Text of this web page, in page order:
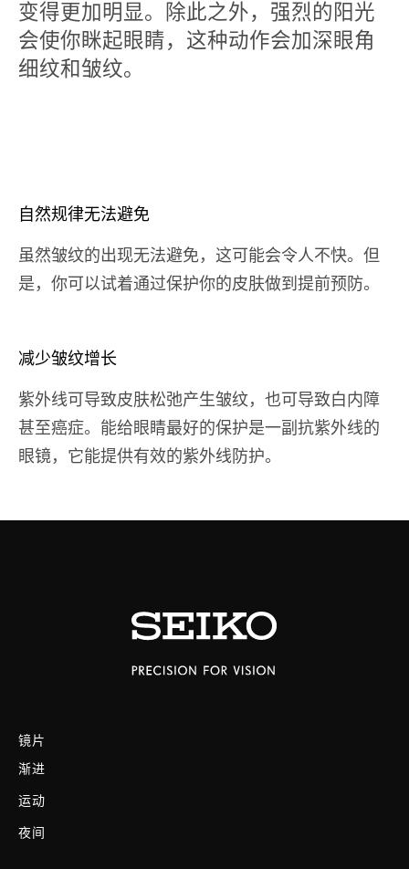
变得更加明显。除此之外，强烈的阳光
会使你眯起眼睛，这种动作会加深眼角
细纹和皱纹。
自然规律无法避免
虽然皱纹的出现无法避免，这可能会令人不快。但
是，你可以试着通过保护你的皮肤做到提前预防。
减少皱纹增长
紫外线可导致皮肤松弛产生皱纹，也可导致白内障
甚至癌症。能给眼睛最好的保护是一副抗紫外线的
眼镜，它能提供有效的紫外线防护。
镜片
渐进
运动
夜间